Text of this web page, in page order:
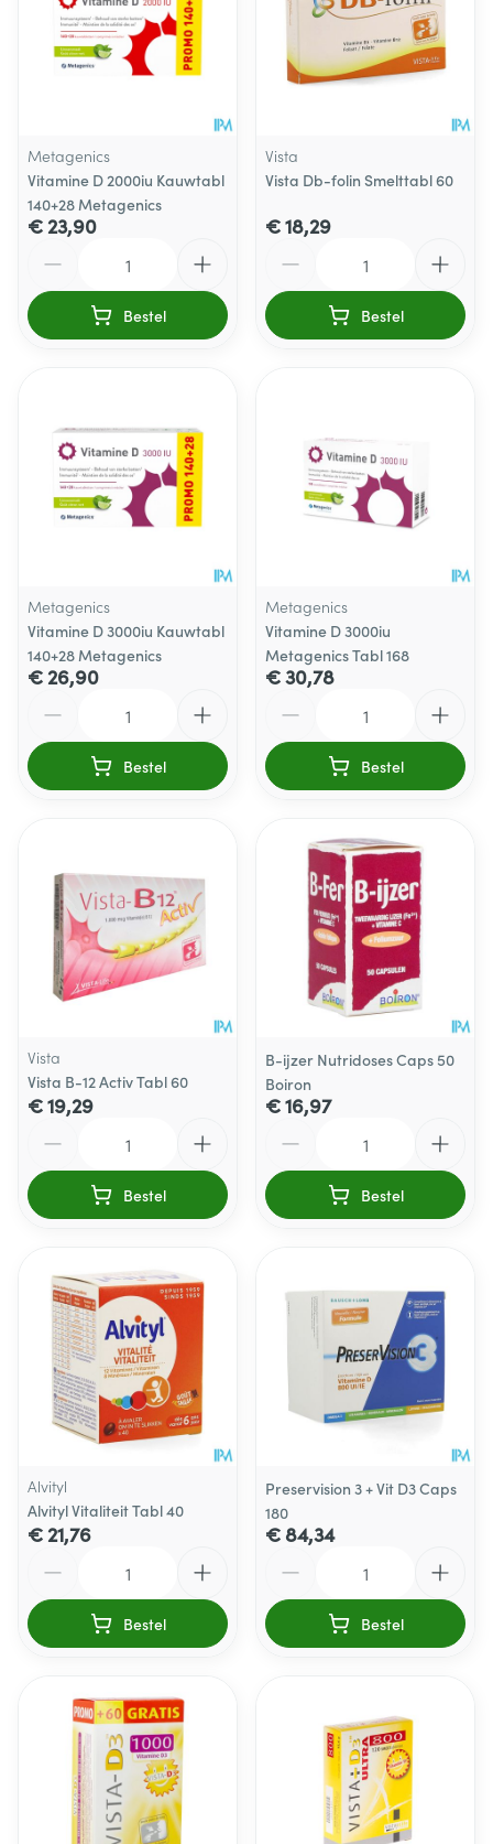
Metagenics
Vitamine D 2000iu Kauwtabl
140+28 Metagenics
€ 23,90
Bestel
Vista
Vista Db-folin Smelttabl 60
€ 18,29
Bestel
Metagenics
Vitamine D 3000iu Kauwtabl
140+28 Metagenics
€ 26,90
Bestel
Metagenics
Vitamine D 3000iu
Metagenics Tabl 168
€ 30,78
Bestel
Vista
Vista B-12 Activ Tabl 60
€ 19,29
Bestel
B-ijzer Nutridoses Caps 50
Boiron
€ 16,97
Bestel
Alvityl
Alvityl Vitaliteit Tabl 40
€ 21,76
Bestel
Preservision 3 + Vit D3 Caps
180
€ 84,34
Bestel